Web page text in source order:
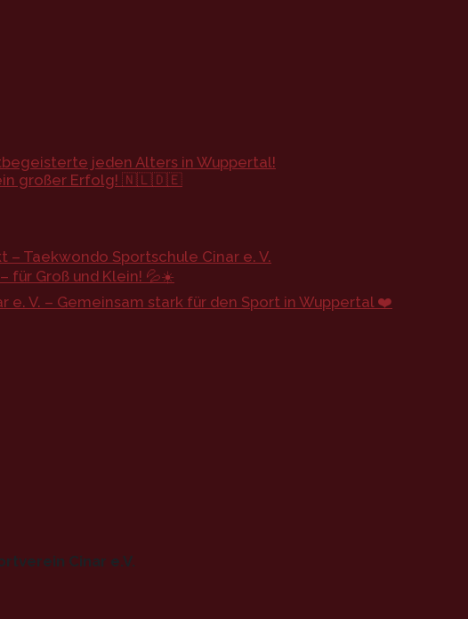
jeden Alters in Wuppertal!
ein großer Erfolg! 🇳🇱🇩🇪
Taekwondo Sportschule Cinar e. V.
für Groß und Klein! 💦☀️
e. V. – Gemeinsam stark für den Sport in Wuppertal ❤️
Cinar e.V.